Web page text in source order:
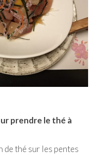
prendre le thé à
de thé sur les pentes